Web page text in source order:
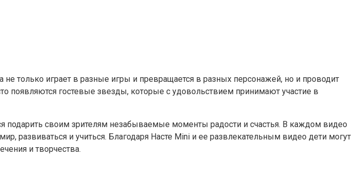
только играет в разные игры и превращается в разных персонажей, но и проводит
появляются гостевые звезды, которые с удовольствием принимают участие в
подарить своим зрителям незабываемые моменты радости и счастья. В каждом видео
развиваться и учиться. Благодаря Насте Mini и ее развлекательным видео дети могут
и творчества.